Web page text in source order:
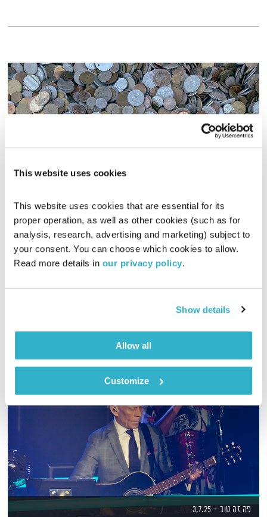
This website uses cookies
This website uses cookies that are essential for its
proper operation, as well as other cookies (such as for
analysis, research, advertising and marketing) subject to
your consent. You can choose which cookies to allow.
Read more details in our privacy policy.
Show details
Allow all
Customize
התבוננות
דליק ווליניץ,שמואל שאולוהרב אסף עזריה
02.12.21
00:46:05
דליק ווליניץ, שמואל שאול והרב אסף עזריה מארחים את אייל קליין,
פה זה טוב – 3.7.25